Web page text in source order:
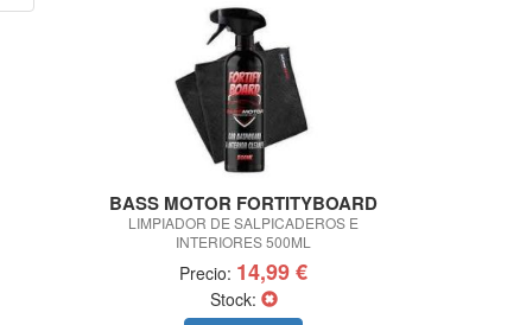
BASS MOTOR FORTITYBOARD
LIMPIADOR DE SALPICADEROS E
INTERIORES 500ML
Precio: 14,99 €
Stock: